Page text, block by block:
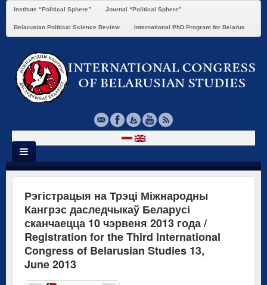
Institute “Political Sphere” Journal “Political Sphere”
Belarusian Political Science Review International PhD Program for Belarus
Рэгістрацыя на Трэці Міжнародны
Кангрэс даследчыкаў Беларусі
сканчаецца 10 чэрвеня 2013 года /
Registration for the Third International
Congress of Belarusian Studies 13,
June 2013